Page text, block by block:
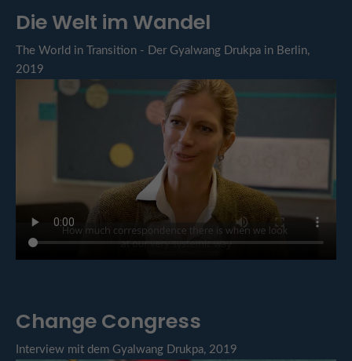
Die Welt im Wandel
The World in Transition - Der Gyalwang Drukpa in Berlin,
2019
Change Congress
Interview mit dem Gyalwang Drukpa, 2019